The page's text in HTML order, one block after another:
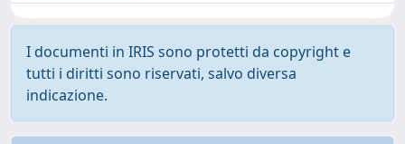
I documenti in IRIS sono protetti da copyright e
tutti i diritti sono riservati, salvo diversa
indicazione.